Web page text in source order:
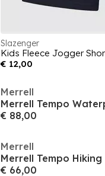
Slazenger
Kids Fleece Jogger
€ 12,00
Merrell
€ 88,00
Merrell
Merrell Tempo Hiking
€ 66,00